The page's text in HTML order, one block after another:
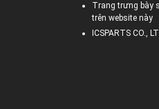
Trang trưng bày
trên website này
ICSPARTS CO.,